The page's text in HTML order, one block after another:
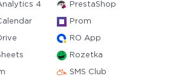
4 PrestaShop
Prom
RO App
Rozetka
SMS Club